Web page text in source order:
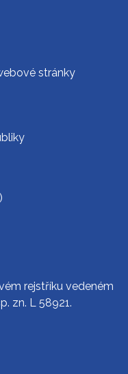
stránky
rejstříku vedeném
zn. L 58921.